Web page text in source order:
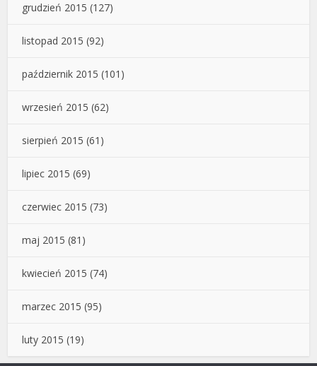
grudzień 2015 (127)
listopad 2015 (92)
październik 2015 (101)
wrzesień 2015 (62)
sierpień 2015 (61)
lipiec 2015 (69)
czerwiec 2015 (73)
maj 2015 (81)
kwiecień 2015 (74)
marzec 2015 (95)
luty 2015 (19)